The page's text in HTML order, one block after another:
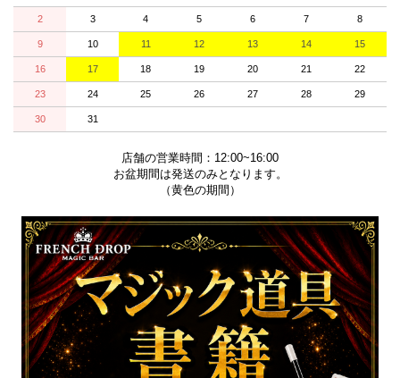
2 3 4 5 6 7 8
9 10 11 12 13 14 15
16 17 18 19 20 21 22
23 24 25 26 27 28 29
30 31
店舗の営業時間：12:00~16:00
お盆期間は発送のみとなります。
（黄色の期間）